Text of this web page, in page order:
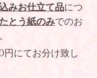
みお仕立て品につ
とう紙のみでのお
円にてお分け致し